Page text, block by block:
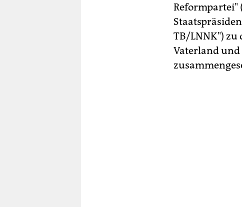
Reformpartei"
TB/LNNK") zu
Vaterland